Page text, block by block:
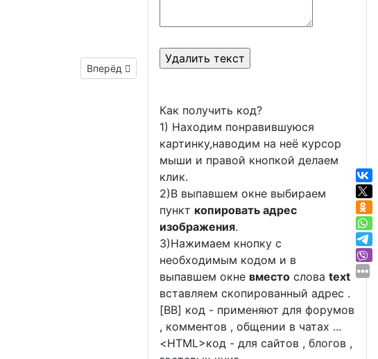
Следующий материал: гиф открытки с днем РВСН
Вперёд
Как получить код?
1) Находим понравившуюся
картинку,наводим на неё курсор
мыши и правой кнопкой делаем
клик.
2)В выпавшем окне выбираем
пункт копировать адрес
изображения.
3)Нажимаем кнопку с
необходимым кодом и в
выпавшем окне вместо слова text
вставляем скопированный адрес .
[BB] код - применяют для форумов
, комментов , общении в чатах ...
<HTML>код - для сайтов , блогов ,